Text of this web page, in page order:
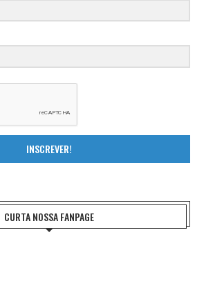
INSCREVER!
CURTA NOSSA FANPAGE